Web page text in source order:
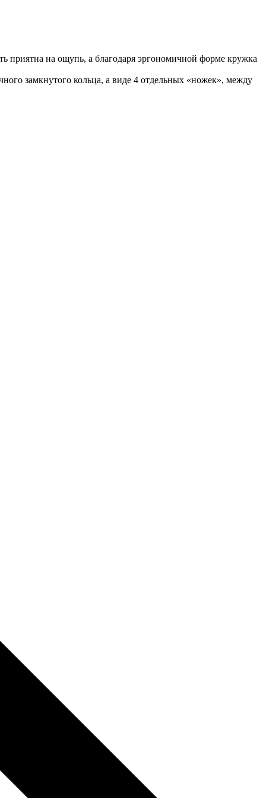
приятна на ощупь, а благодаря эргономичной форме кружка
замкнутого кольца, а виде 4 отдельных «ножек», между